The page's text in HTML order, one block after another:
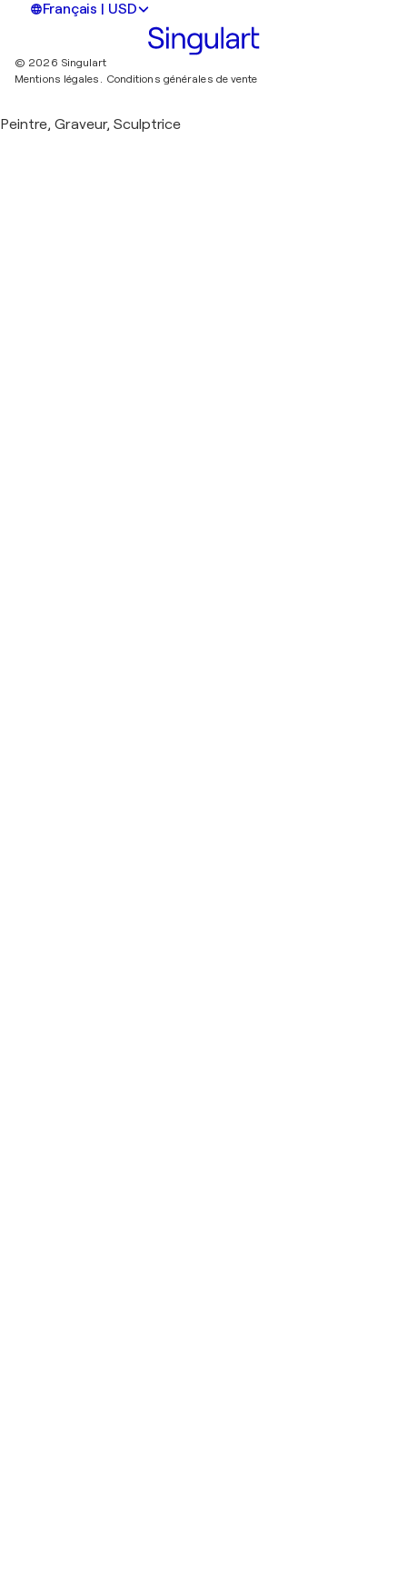
Français | USD
© 2026 Singulart
Mentions légales. Conditions générales de vente
Peintre, Graveur, Sculptrice